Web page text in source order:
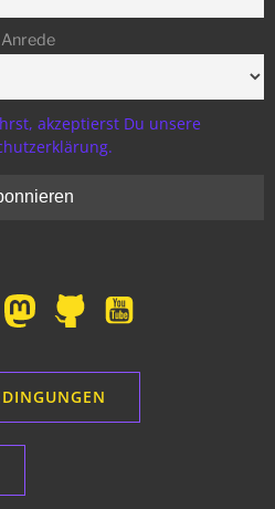
Anrede
akzeptierst Du unsere